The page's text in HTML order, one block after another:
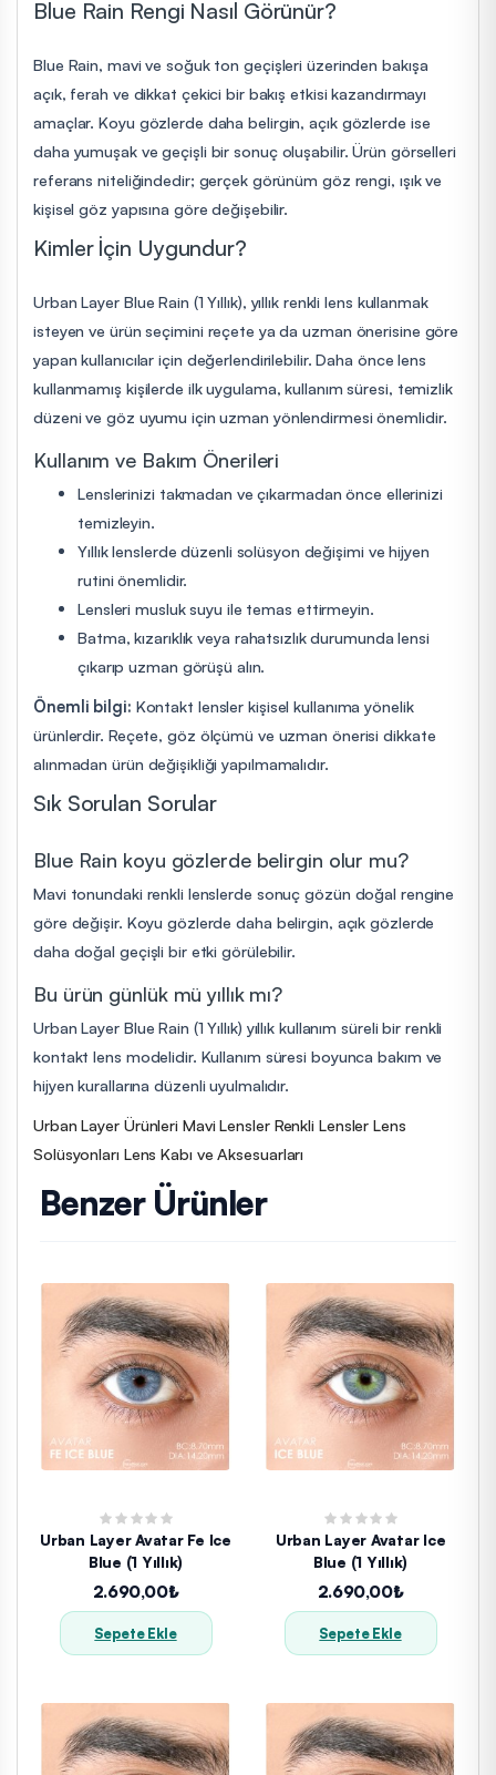
Blue Rain Rengi Nasıl Görünür?
Blue Rain, mavi ve soğuk ton geçişleri üzerinden bakışa
açık, ferah ve dikkat çekici bir bakış etkisi kazandırmayı
amaçlar. Koyu gözlerde daha belirgin, açık gözlerde ise
daha yumuşak ve geçişli bir sonuç oluşabilir. Ürün görselleri
referans niteliğindedir; gerçek görünüm göz rengi, ışık ve
kişisel göz yapısına göre değişebilir.
Kimler İçin Uygundur?
Urban Layer Blue Rain (1 Yıllık), yıllık renkli lens kullanmak
isteyen ve ürün seçimini reçete ya da uzman önerisine göre
yapan kullanıcılar için değerlendirilebilir. Daha önce lens
kullanmamış kişilerde ilk uygulama, kullanım süresi, temizlik
düzeni ve göz uyumu için uzman yönlendirmesi önemlidir.
Kullanım ve Bakım Önerileri
Lenslerinizi takmadan ve çıkarmadan önce ellerinizi
temizleyin.
Yıllık lenslerde düzenli solüsyon değişimi ve hijyen
rutini önemlidir.
Lensleri musluk suyu ile temas ettirmeyin.
Batma, kızarıklık veya rahatsızlık durumunda lensi
çıkarıp uzman görüşü alın.
Önemli bilgi: Kontakt lensler kişisel kullanıma yönelik
ürünlerdir. Reçete, göz ölçümü ve uzman önerisi dikkate
alınmadan ürün değişikliği yapılmamalıdır.
Sık Sorulan Sorular
Blue Rain koyu gözlerde belirgin olur mu?
Mavi tonundaki renkli lenslerde sonuç gözün doğal rengine
göre değişir. Koyu gözlerde daha belirgin, açık gözlerde
daha doğal geçişli bir etki görülebilir.
Bu ürün günlük mü yıllık mı?
Urban Layer Blue Rain (1 Yıllık) yıllık kullanım süreli bir renkli
kontakt lens modelidir. Kullanım süresi boyunca bakım ve
hijyen kurallarına düzenli uyulmalıdır.
Urban Layer Ürünleri Mavi Lensler Renkli Lensler Lens
Solüsyonları Lens Kabı ve Aksesuarları
Benzer Ürünler
Urban Layer Avatar Fe Ice
Blue (1 Yıllık)
2.690,00₺
Sepete Ekle
Urban Layer Avatar Ice
Blue (1 Yıllık)
2.690,00₺
Sepete Ekle